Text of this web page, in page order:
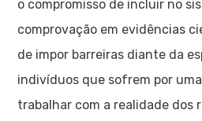
o compromisso de incluir no
comprovação em evidências
de impor barreiras diante da
indivíduos que sofrem por
trabalhar com a realidade dos